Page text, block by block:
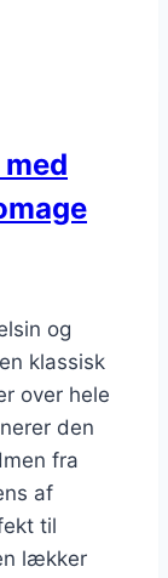
og
klassisk
over hele
den
fra
af
til
lækker